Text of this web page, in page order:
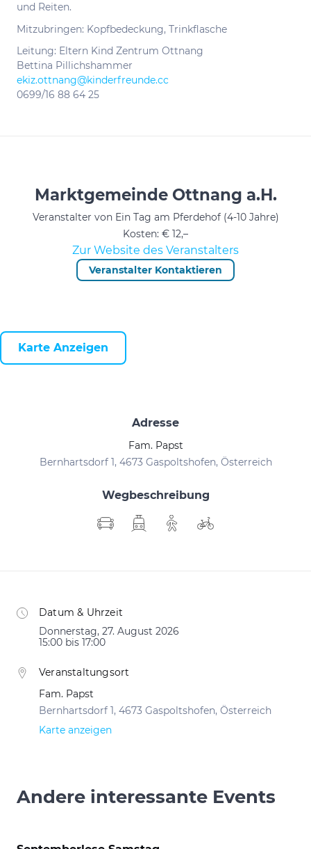
und Reiten.
Mitzubringen: Kopfbedeckung, Trinkflasche
Leitung: Eltern Kind Zentrum Ottnang
Bettina Pillichshammer
ekiz.ottnang@kinderfreunde.cc
0699/16 88 64 25
Marktgemeinde Ottnang a.H.
Veranstalter von Ein Tag am Pferdehof (4-10 Jahre)
Kosten: € 12,–
Zur Website des Veranstalters
Veranstalter Kontaktieren
Karte Anzeigen
Adresse
Fam. Papst
Bernhartsdorf 1, 4673 Gaspoltshofen, Österreich
Wegbeschreibung
Datum & Uhrzeit
Donnerstag, 27. August 2026
15:00 bis 17:00
Veranstaltungsort
Fam. Papst
Bernhartsdorf 1, 4673 Gaspoltshofen, Österreich
Karte anzeigen
Andere interessante Events